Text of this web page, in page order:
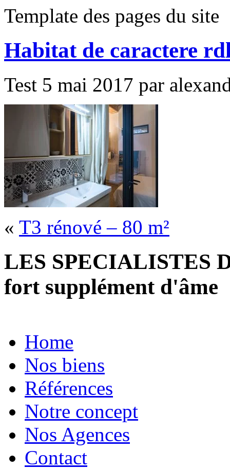
Template des pages du site
Habitat de caractere
Test 5 mai 2017 par
« T3 rénové – 80 m²
LES SPECIALISTES
fort supplément d'âme
Home
Nos biens
Références
Notre concept
Nos Agences
Contact